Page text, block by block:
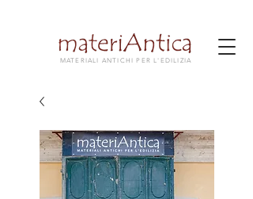
MATERIALI ANTICHI PER L'EDILIZIA